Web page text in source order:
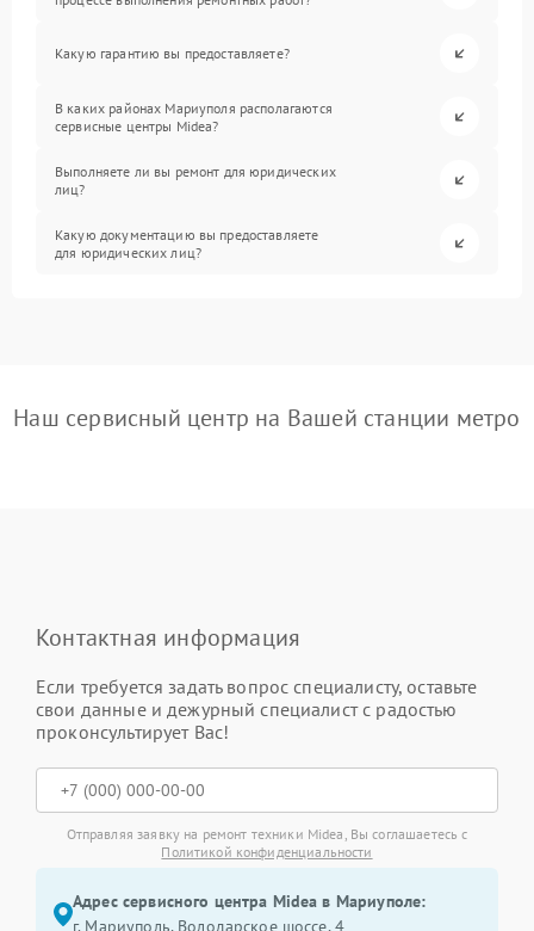
Какую гарантию вы предоставляете?
В каких районах Мариуполя располагаются
сервисные центры Midea?
Выполняете ли вы ремонт для юридических
лиц?
Какую документацию вы предоставляете
для юридических лиц?
Наш сервисный центр на Вашей станции метро
Контактная информация
Если требуется задать вопрос специалисту, оставьте
свои данные и дежурный специалист с радостью
проконсультирует Вас!
Отправляя заявку на ремонт техники Midea, Вы соглашаетесь с
Политикой конфиденциальности
Адрес сервисного центра Midea в Мариуполе:
г. Мариуполь, Володарское шоссе, 4